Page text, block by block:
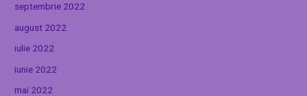
septembrie 2022
august 2022
iulie 2022
iunie 2022
mai 2022